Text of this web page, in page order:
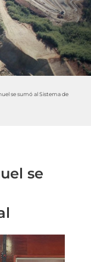
se sumó al Sistema de
se